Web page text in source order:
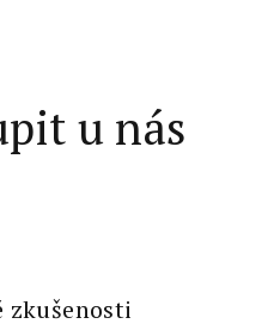
u nás
zkušenosti